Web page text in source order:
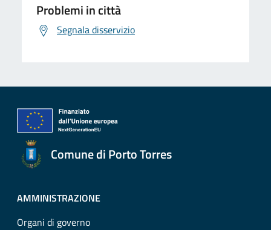
Problemi in città
Segnala disservizio
Comune di Porto Torres
AMMINISTRAZIONE
Organi di governo